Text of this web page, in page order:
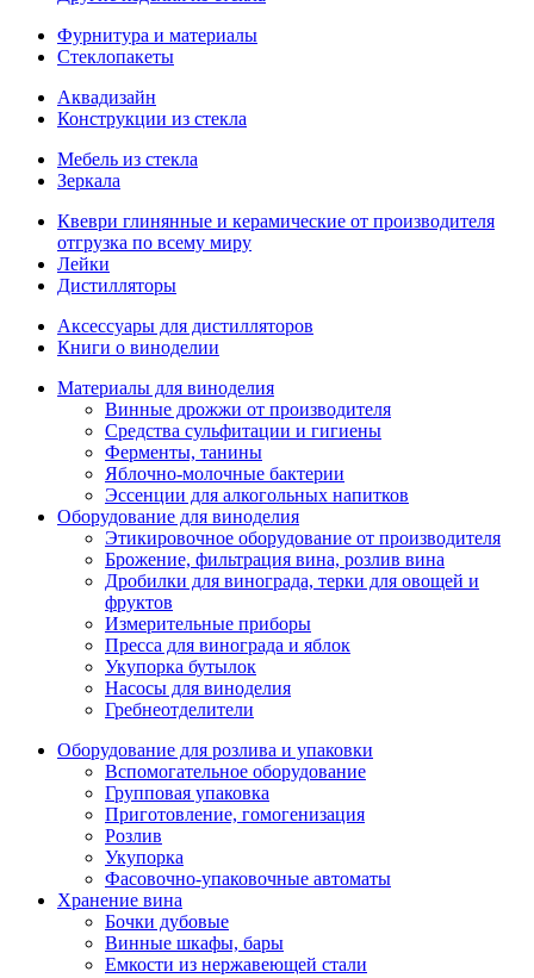
Фурнитура и материалы
Стеклопакеты
Аквадизайн
Конструкции из стекла
Мебель из стекла
Зеркала
Квеври глинянные и керамические от производителя
отгрузка по всему миру
Лейки
Дистилляторы
Аксессуары для дистилляторов
Книги о виноделии
Материалы для виноделия
Винные дрожжи от производителя
Средства сульфитации и гигиены
Ферменты, танины
Яблочно-молочные бактерии
Эссенции для алкогольных напитков
Оборудование для виноделия
Этикировочное оборудование от производителя
Брожение, фильтрация вина, розлив вина
Дробилки для винограда, терки для овощей и
фруктов
Измерительные приборы
Пресса для винограда и яблок
Укупорка бутылок
Насосы для виноделия
Гребнеотделители
Оборудование для розлива и упаковки
Вспомогательное оборудование
Групповая упаковка
Приготовление, гомогенизация
Розлив
Укупорка
Фасовочно-упаковочные автоматы
Хранение вина
Бочки дубовые
Винные шкафы, бары
Емкости из нержавеющей стали